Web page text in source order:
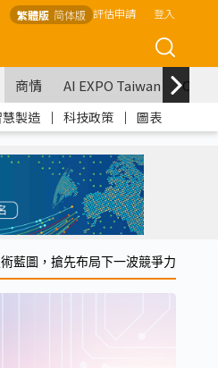
繁體版 简体版 評估申請 登入
商情 AI EXPO Taiwan
製造 ｜ 科技政策 ｜ 圖表
藍圖，搶先布局下一波競爭力